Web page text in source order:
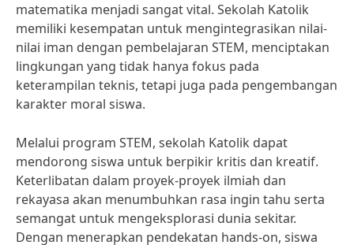
matematika menjadi sangat vital. Sekolah Katolik
memiliki kesempatan untuk mengintegrasikan nilai-
nilai iman dengan pembelajaran STEM, menciptakan
lingkungan yang tidak hanya fokus pada
keterampilan teknis, tetapi juga pada pengembangan
karakter moral siswa.
Melalui program STEM, sekolah Katolik dapat
mendorong siswa untuk berpikir kritis dan kreatif.
Keterlibatan dalam proyek-proyek ilmiah dan
rekayasa akan menumbuhkan rasa ingin tahu serta
semangat untuk mengeksplorasi dunia sekitar.
Dengan menerapkan pendekatan hands-on, siswa